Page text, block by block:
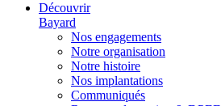
Découvrir
Bayard
Nos engagements
Notre organisation
Notre histoire
Nos implantations
Communiqués